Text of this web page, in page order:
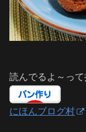
読んでるよ～っ
にほんブログ村